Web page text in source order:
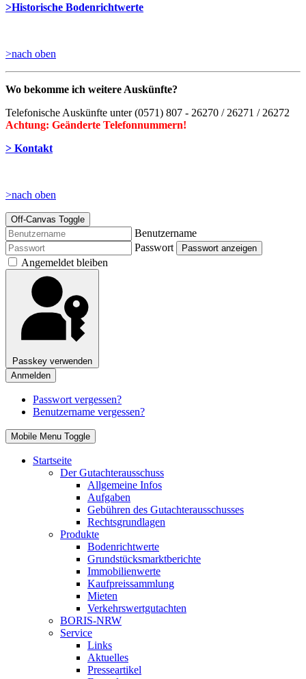
>Historische Bodenrichtwerte
>nach oben
Wo bekomme ich weitere Auskünfte?
Telefonische Auskünfte unter (0571) 807 - 26270 / 26271 / 26272
Achtung: Geänderte Telefonnummern!
> Kontakt
>nach oben
Off-Canvas Toggle
Benutzername
Passwort
Passwort anzeigen
Angemeldet bleiben
Passkey verwenden
Anmelden
Passwort vergessen?
Benutzername vergessen?
Mobile Menu Toggle
Startseite
Der Gutachterausschuss
Allgemeine Infos
Aufgaben
Gebühren des Gutachterausschusses
Rechtsgrundlagen
Produkte
Bodenrichtwerte
Grundstücksmarktberichte
Immobilienwerte
Kaufpreissammlung
Mieten
Verkehrswertgutachten
BORIS-NRW
Service
Links
Aktuelles
Presseartikel